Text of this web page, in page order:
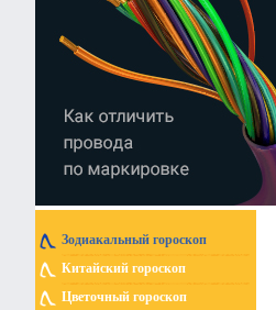
Зодиакальный гороскоп
Китайский гороскоп
Цветочный гороскоп